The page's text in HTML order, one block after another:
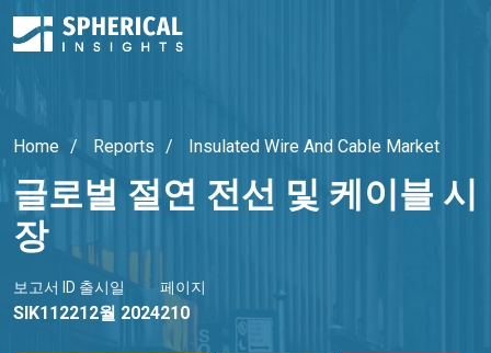
Home Reports Insulated Wire And Cable Market
글로벌 절연 전선 및 케이블 시
장
보고서 ID
SIK1122
출시일
12월 2024
페이지
210